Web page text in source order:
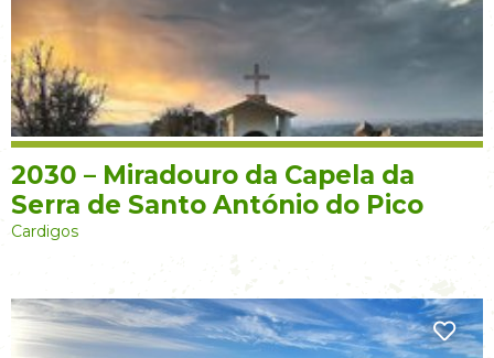
2030 – Miradouro da Capela da
Serra de Santo António do Pico
Cardigos